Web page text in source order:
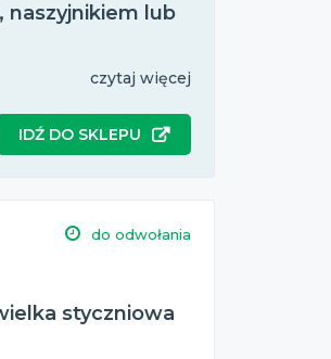
naszyjnikiem lub
czytaj więcej
IDŹ DO SKLEPU
do odwołania
styczniowa